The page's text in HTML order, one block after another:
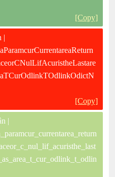
[Copy]
|
[Copy]
|